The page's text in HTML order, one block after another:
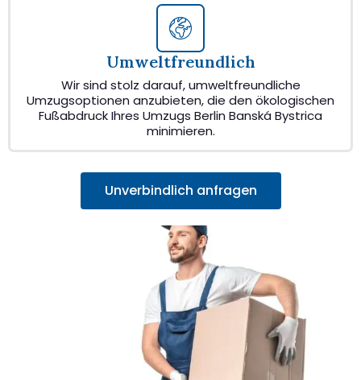
Umweltfreundlich
Wir sind stolz darauf, umweltfreundliche
Umzugsoptionen anzubieten, die den ökologischen
Fußabdruck Ihres Umzugs Berlin Banská Bystrica
minimieren.
Unverbindlich anfragen